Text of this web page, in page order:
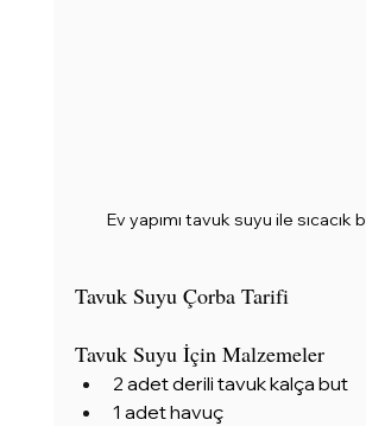
Ev yapımı tavuk suyu ile sıcacık
Tavuk Suyu Çorba Tarifi
Tavuk Suyu İçin Malzemeler
2 adet derili tavuk kalça but
1 adet havuç